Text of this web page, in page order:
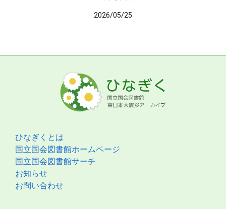
2026/05/25
ひなぎくとは
国立国会図書館ホームページ
国立国会図書館サーチ
お知らせ
お問い合わせ